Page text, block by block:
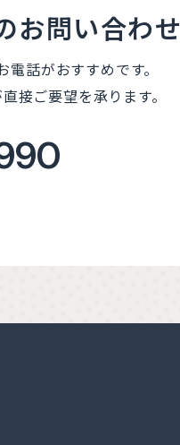
お問い合わせ
電話がおすすめです。
接ご要望を承ります。